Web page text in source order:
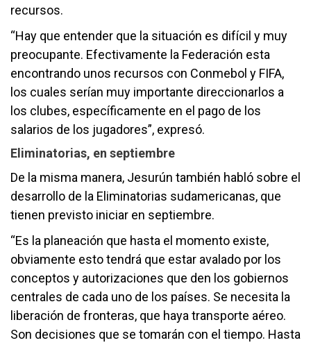
recursos.
“Hay que entender que la situación es difícil y muy
preocupante. Efectivamente la Federación esta
encontrando unos recursos con Conmebol y FIFA,
los cuales serían muy importante direccionarlos a
los clubes, específicamente en el pago de los
salarios de los jugadores”, expresó.
Eliminatorias, en septiembre
De la misma manera, Jesurún también habló sobre el
desarrollo de la Eliminatorias sudamericanas, que
tienen previsto iniciar en septiembre.
“Es la planeación que hasta el momento existe,
obviamente esto tendrá que estar avalado por los
conceptos y autorizaciones que den los gobiernos
centrales de cada uno de los países. Se necesita la
liberación de fronteras, que haya transporte aéreo.
Son decisiones que se tomarán con el tiempo. Hasta